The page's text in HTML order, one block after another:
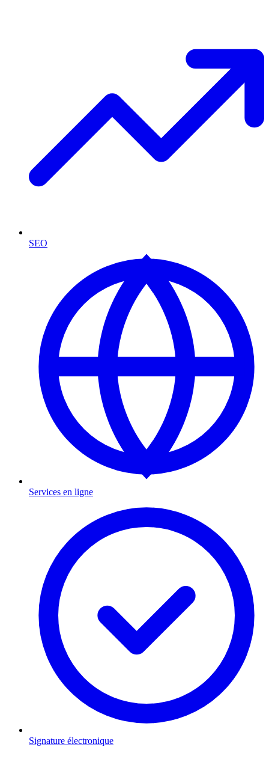
SEO
Services en ligne
Signature électronique